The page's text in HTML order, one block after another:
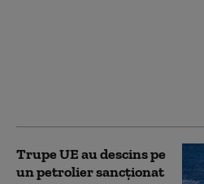
Trupe UE au descins pe
un petrolier sancţionat